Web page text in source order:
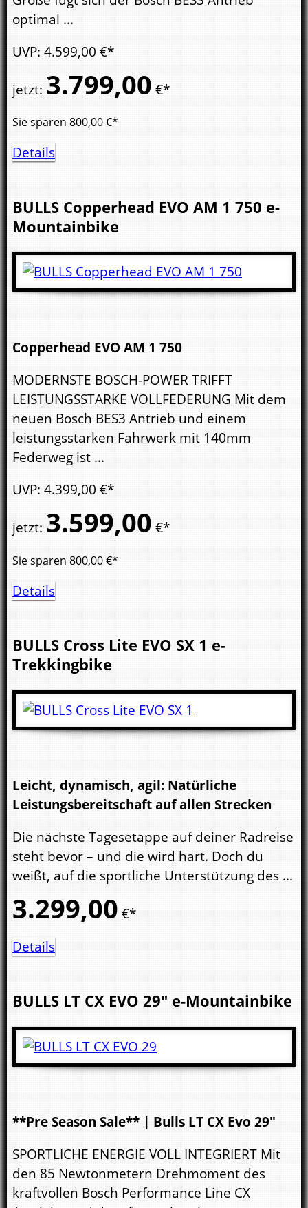
optimal ...
UVP: 4.599,00 €*
jetzt: 3.799,00 €*
Sie sparen 800,00€*
Details
BULLS Copperhead EVO AM 1 750 e-
Mountainbike
Copperhead EVO AM 1 750
MODERNSTE BOSCH-POWER TRIFFT
LEISTUNGSSTARKE VOLLFEDERUNG Mit dem
neuen Bosch BES3 Antrieb und einem
leistungsstarken Fahrwerk mit 140mm
Federweg ist ...
UVP: 4.399,00 €*
jetzt: 3.599,00 €*
Sie sparen 800,00€*
Details
BULLS Cross Lite EVO SX 1 e-
Trekkingbike
Leicht, dynamisch, agil: Natürliche
Leistungsbereitschaft auf allen Strecken
Die nächste Tagesetappe auf deiner Radreise
steht bevor – und die wird hart. Doch du
weißt, auf die sportliche Unterstützung des ...
3.299,00 €*
Details
BULLS LT CX EVO 29" e-Mountainbike
**Pre Season Sale** | Bulls LT CX Evo 29"
SPORTLICHE ENERGIE VOLL INTEGRIERT Mit
den 85 Newtonmetern Drehmoment des
kraftvollen Bosch Performance Line CX